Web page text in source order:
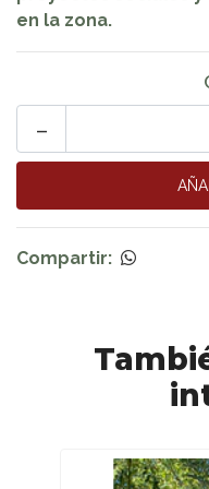
en la zona.
-
Compartir: